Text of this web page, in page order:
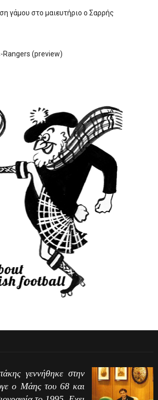
γάμου στο μαιευτήριο ο Σαρρής
Rangers (preview)
γεννήθηκε στην
ο Μάης του 68 και